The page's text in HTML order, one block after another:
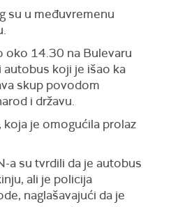
su u međuvremenu
oko 14.30 na Bulevaru
koji je išao ka
skup povodom
i državu.
je omogućila prolaz
a su tvrdili da je autobus
ali je policija
naglašavajući da je